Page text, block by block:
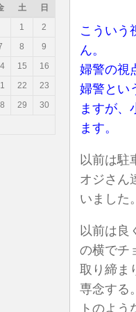
こういう
ん。
婦警の視
婦警とい
ますが、
ます。
以前は駐
オジさん
いました。
以前は良
の横でチ
取り締ま
専念する
トのよ
土
日
1
2
8
9
15
16
22
23
29
30